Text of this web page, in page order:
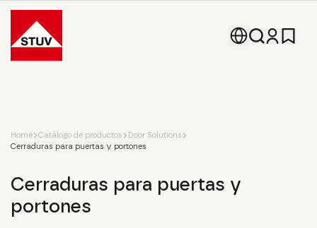
Go To the Homepage
Home Catálogo de productos
Door Solutions
Cerraduras para puertas y portones
Cerraduras para puertas y
portones